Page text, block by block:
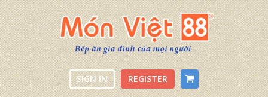
SIGN IN REGISTER